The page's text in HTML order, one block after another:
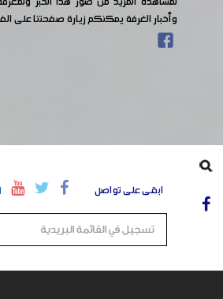
وأخبار الغرفة يمكنكم زيارة صفحتنا على
ابقى على تواصل